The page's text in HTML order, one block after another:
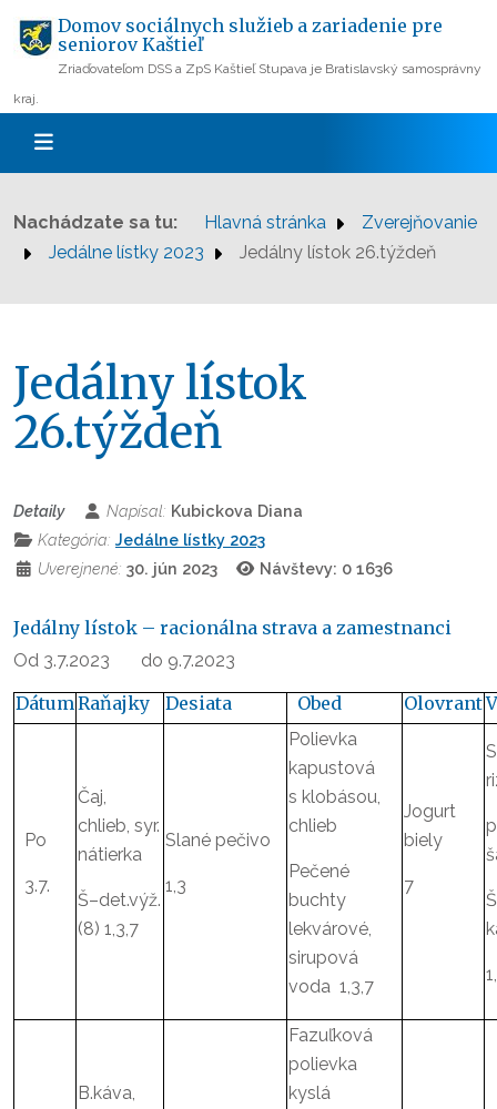
Domov sociálnych služieb a zariadenie pre
seniorov Kaštieľ
Zriaďovateľom DSS a ZpS Kaštieľ Stupava je Bratislavský samosprávny
kraj.
Nachádzate sa tu: Hlavná stránka
Zverejňovanie
Jedálne lístky 2023
Jedálny lístok 26.týždeň
Jedálny lístok
26.týždeň
Detaily Napísal: Kubickova Diana
Kategória: Jedálne lístky 2023
Uverejnené: 30. jún 2023 Návštevy: 0 1636
Jedálny lístok – racionálna strava a zamestnanci
Od 3.7.2023 do 9.7.2023
Dátum Raňajky Desiata Obed Olovrant
Po
3.7.
Čaj,
chlieb, syr.
nátierka
Š–det.výž.
(8) 1,3,7
Slané pečivo
1,3
Polievka
kapustová
s klobásou,
chlieb
Pečené
buchty
lekvárové,
sirupová
voda 1,3,7
Jogurt
biely
7
B.káva,
Fazuľková
polievka
kyslá